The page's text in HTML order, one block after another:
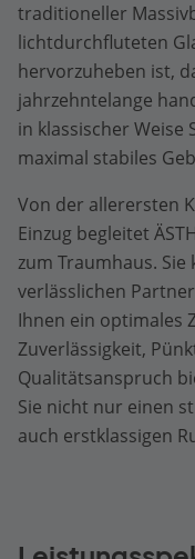
traditioneller
lichtdurchfluteten
hervorzuheben ist,
jahrzehntelange
in klassischer Weise
maximal stabiles
Von der allerersten
Einzug begleitet
zum Traumhaus.
verlässlichen
Ihnen ein optimales
Zuverlässigkeit,
Qualitätsanspruch
Sie nicht nur einen
auch erstklassigen